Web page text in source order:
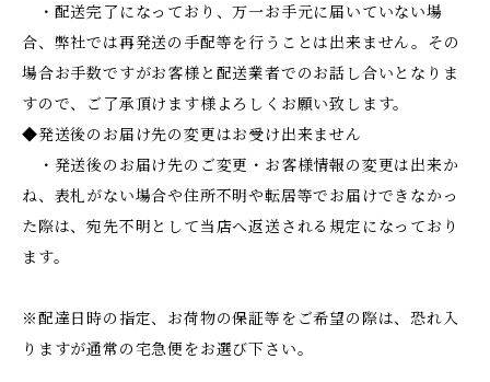
・配送完了になっており、万一お手元に届いていない場
合、弊社では再発送の手配等を行うことは出来ません。その
場合お手数ですがお客様と配送業者でのお話し合いとなりま
すので、ご了承頂けます様よろしくお願い致します。
◆発送後のお届け先の変更はお受け出来ません
・発送後のお届け先のご変更・お客様情報の変更は出来か
ね、表札がない場合や住所不明や転居等でお届けできなかっ
た際は、宛先不明として当店へ返送される規定になっており
ます。
※配達日時の指定、お荷物の保証等をご希望の際は、恐れ入
りますが通常の宅急便をお選び下さい。